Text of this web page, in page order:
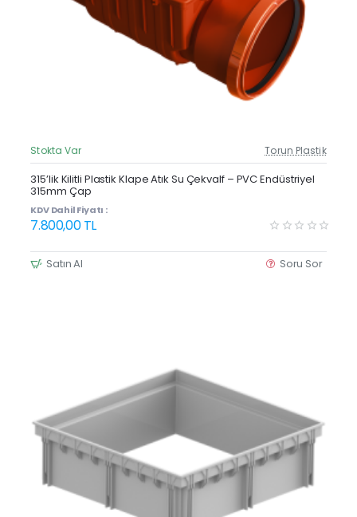
Güncel Fiyat
Yeni Ürün
Stokta Var Torun Plastik
315’lik Kilitli Plastik Klape Atık Su Çekvalf – PVC Endüstriyel
315mm Çap
KDV Dahil Fiyatı :
7.800,00 TL
Satın Al Soru Sor